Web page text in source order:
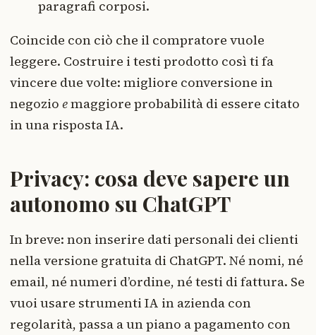
paragrafi corposi.
Coincide con ciò che il compratore vuole
leggere. Costruire i testi prodotto così ti fa
vincere due volte: migliore conversione in
negozio emaggiore probabilità di essere citato
in una risposta IA.
Privacy: cosa deve sapere un
autonomo su ChatGPT
In breve: non inserire dati personali dei clienti
nella versione gratuita di ChatGPT. Né nomi, né
email, né numeri d’ordine, né testi di fattura. Se
vuoi usare strumenti IA in azienda con
regolarità, passa a un piano a pagamento con